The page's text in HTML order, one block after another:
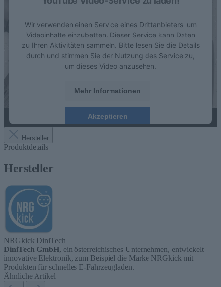
Wir verwenden einen Service eines Drittanbieters, um
Videoinhalte einzubetten. Dieser Service kann Daten
zu Ihren Aktivitäten sammeln. Bitte lesen Sie die Details
durch und stimmen Sie der Nutzung des Service zu,
um dieses Video anzusehen.
Mehr Informationen
Akzeptieren
Hersteller
Produktdetails
Hersteller
NRGkick DiniTech
DiniTech GmbH, ein österreichisches Unternehmen, entwickelt
innovative Elektronik, zum Beispiel die Marke NRGkick mit
Produkten für schnelles E-Fahrzeugladen.
Ähnliche Artikel